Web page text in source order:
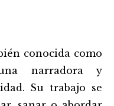
conocida como
narradora y
Su trabajo se